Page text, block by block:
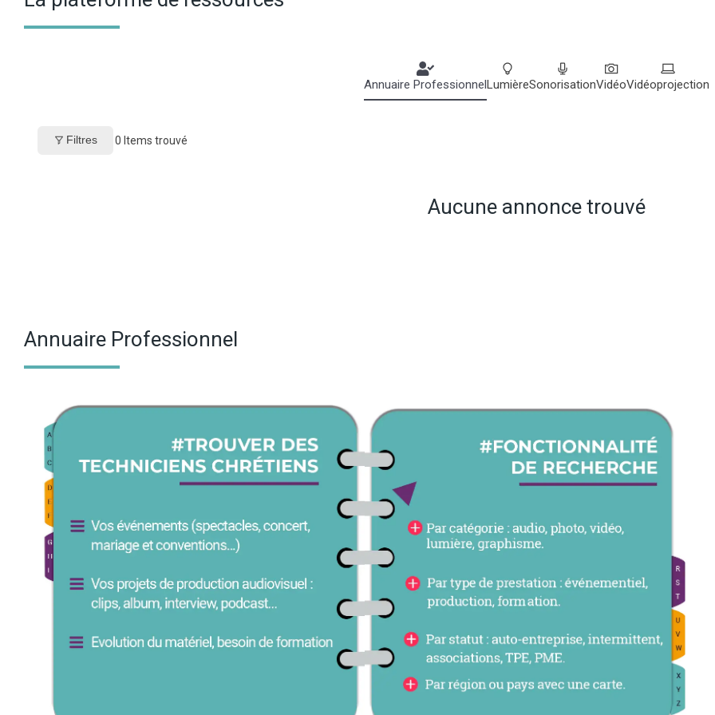
Annuaire ProfessionnelLumièreSonorisationVidéoVidéoprojection
Filtres 0 Items trouvé
Aucune annonce trouvé
Annuaire Professionnel